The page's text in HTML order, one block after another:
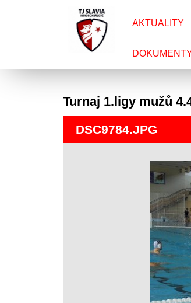
AKTUALITY
Turnaj 1.ligy mužů
_DSC9784.JPG